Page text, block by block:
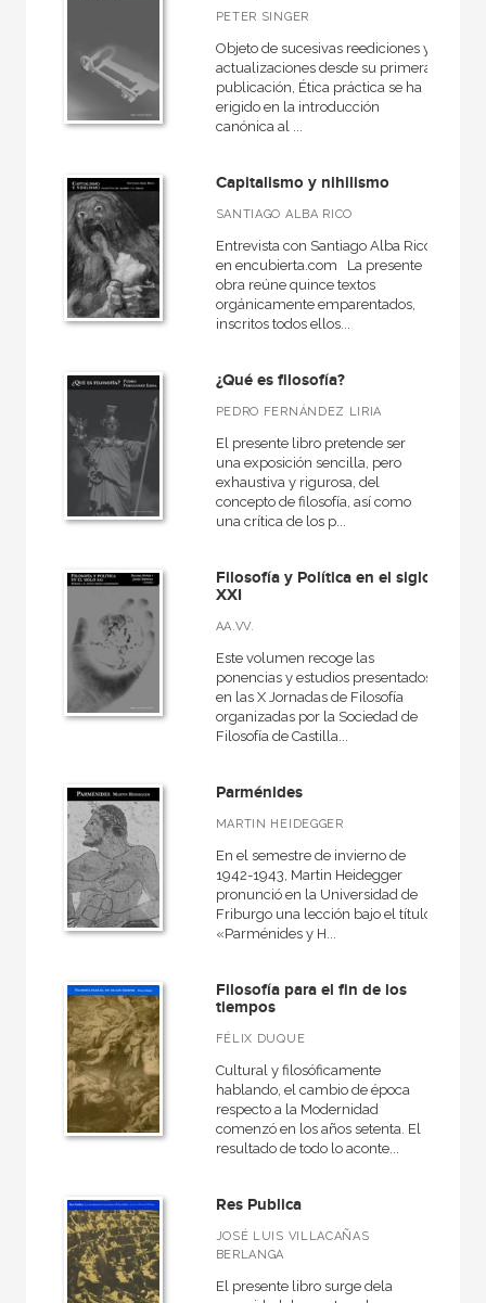
MATERIAS
Ética
Moderna
Filosofía y crítica de la cultura
Contemporánea
Filosofía política
General
Historia de la filosofía
NUESTRAS COLECCIONES
Ágora / Teoría
Akadémica
Anverso
Arte contemporáneo
Básica de bolsillo
Básica de Bolsillo  Adorno. Obra completa
Básica de Bolsillo  Serie Cien palabras
Básica de Bolsillo  Serie Clásicos de la lengua española
VER TODAS... (49)
NUESTROS FORMATOS
Cartoné
Rústica
PETER SINGER
Objeto de sucesivas reediciones y
actualizaciones desde su primera
publicación, Ética práctica se ha
erigido en la introducción
canónica al ...
Capitalismo y nihilismo
SANTIAGO ALBA RICO
Entrevista con Santiago Alba Rico
en encubierta.com La presente
obra reúne quince textos
orgánicamente emparentados,
inscritos todos ellos...
¿Qué es filosofía?
PEDRO FERNÁNDEZ LIRIA
El presente libro pretende ser
una exposición sencilla, pero
exhaustiva y rigurosa, del
concepto de filosofía, así como
una crítica de los p...
Filosofía y Política en el siglo
XXI
AA.VV.
Este volumen recoge las
ponencias y estudios presentados
en las X Jornadas de Filosofía
organizadas por la Sociedad de
Filosofía de Castilla...
Parménides
MARTIN HEIDEGGER
En el semestre de invierno de
1942-1943, Martin Heidegger
pronunció en la Universidad de
Friburgo una lección bajo el título
«Parménides y H...
Filosofía para el fin de los
tiempos
FÉLIX DUQUE
Cultural y filosóficamente
hablando, el cambio de época
respecto a la Modernidad
comenzó en los años setenta. El
resultado de todo lo aconte...
Res Publica
JOSÉ LUIS VILLACAÑAS
BERLANGA
El presente libro surge dela